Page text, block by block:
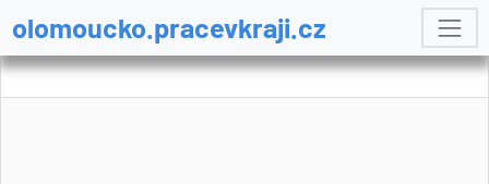
olomoucko.pracevkraji.cz